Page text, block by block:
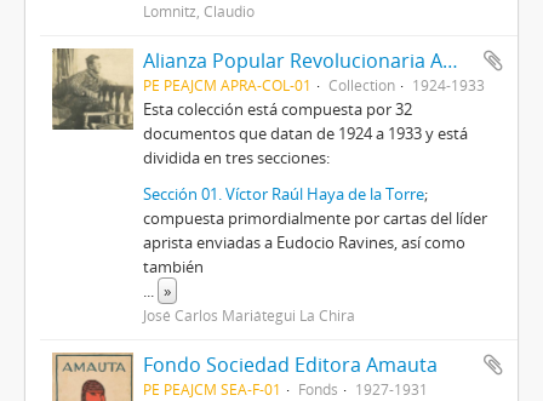
Lomnitz, Claudio
Alianza Popular Revolucionaria Americana-APRA (Colección)
PE PEAJCM APRA-COL-01 Collection 1924-1933
Esta colección está compuesta por 32
documentos que datan de 1924 a 1933 y está
dividida en tres secciones:
Sección 01. Víctor Raúl Haya de la Torre;
compuesta primordialmente por cartas del líder
aprista enviadas a Eudocio Ravines, así como
también
... »
José Carlos Mariátegui La Chira
Fondo Sociedad Editora Amauta
PE PEAJCM SEA-F-01 Fonds 1927-1931